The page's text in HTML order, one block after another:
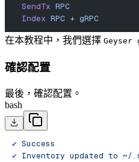
  SendTx
RPC
  Index
RPC + gRPC
在本教程中，我們選擇 Geyser
確認配置
最後，確認配置。
bash
✔︎ Success
✔ Inventory updated to ~/